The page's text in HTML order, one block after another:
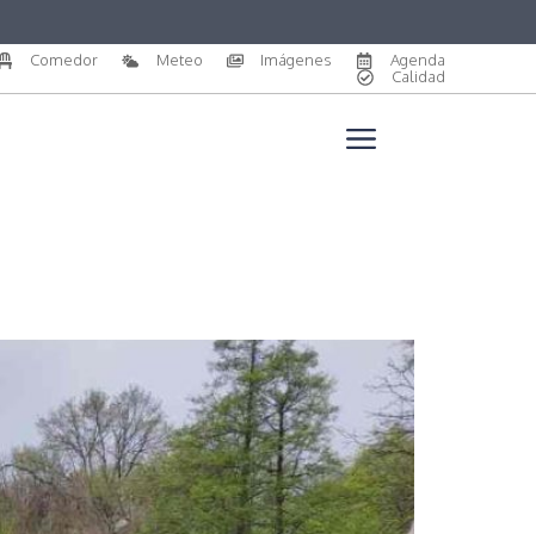
Comedor Meteo Imágenes
Agenda
Calidad